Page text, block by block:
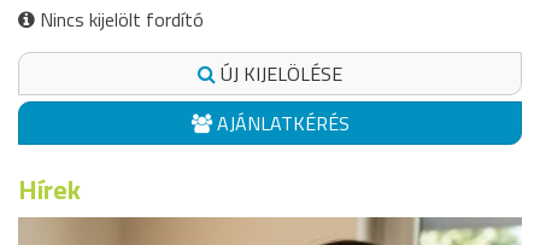
Nincs kijelölt fordító
ÚJ KIJELÖLÉSE
AJÁNLATKÉRÉS
Hírek